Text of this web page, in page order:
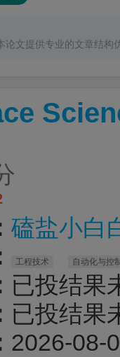
论文提供专业的文章结构
性能分析及机理讨论之
得到了更加突出的呈现。
及时、反馈高效，修改
利投稿并发表于
磕盐小白
工程技术 自动化与控
已投结果
已投结果
2026-08-